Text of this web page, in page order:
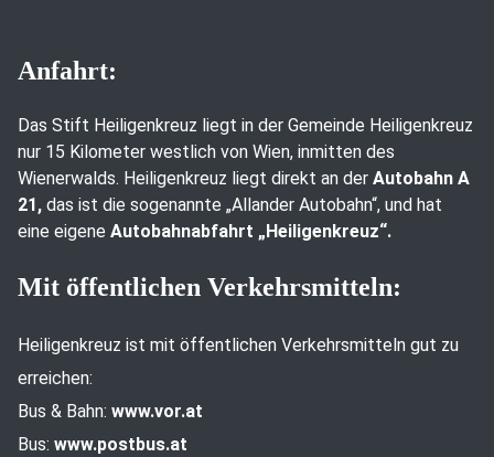
Anfahrt:
Das Stift Heiligenkreuz liegt in der Gemeinde Heiligenkreuz
nur 15 Kilometer westlich von Wien, inmitten des
Wienerwalds. Heiligenkreuz liegt direkt an der Autobahn A
21, das ist die sogenannte „Allander Autobahn“, und hat
eine eigene Autobahnabfahrt „Heiligenkreuz“.
Mit öffentlichen Verkehrsmitteln:
Heiligenkreuz ist mit öffentlichen Verkehrsmitteln gut zu
erreichen:
Bus & Bahn: www.vor.at
Bus: www.postbus.at